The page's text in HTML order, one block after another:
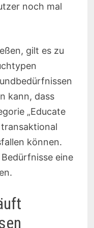
noch mal
gilt es zu
kann, dass
„Educate
können.
eine